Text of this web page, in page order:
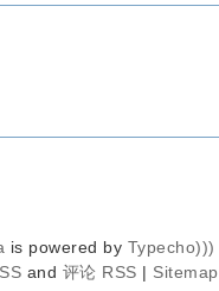
is powered by Typecho)))
and 评论 RSS | Sitemap